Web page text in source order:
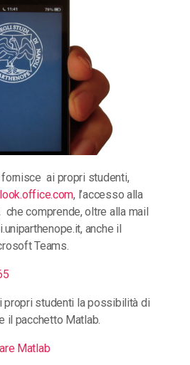
ai propri studenti,
, l’accesso alla
comprende, oltre alla mail
anche il
Teams.
propri studenti la possibilità di
il pacchetto Matlab.
Matlab